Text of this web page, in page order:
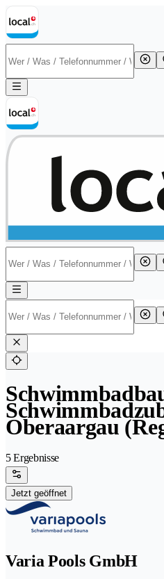
Oberaargau
5 Ergebnisse
Jetzt geöffnet
Varia Pools GmbH